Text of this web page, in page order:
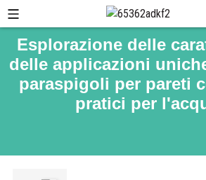
Esplorazione delle
delle applicazioni
paraspigoli per pareti
pratici per